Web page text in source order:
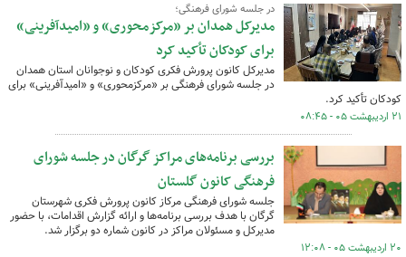
در جلسه شورای فرهنگی؛
مدیرکل همدان بر «مرکزمحوری» و «امیدآفرینی»
برای کودکان تأکید کرد
مدیرکل کانون پرورش فکری کودکان و نوجوانان استان همدان
در جلسه شورای فرهنگی بر «مرکزمحوری» و «امیدآفرینی» برای
کودکان تأکید کرد.
۲۱ اردیبهشت ۰۵ - ۰۸:۴۵
بررسی برنامه‌های مراکز گرگان در جلسه شورای
فرهنگی کانون گلستان
جلسه شورای فرهنگی مرکاز کانون پرورش فکری شهرستان
گرگان با هدف بررسی برنامه‌ها و ارائه گزارش اقدامات، با حضور
مدیرکل و مسئولان مراکز در کانون شماره دو برگزار شد.
۲۰ اردیبهشت ۰۵ - ۱۲:۰۸